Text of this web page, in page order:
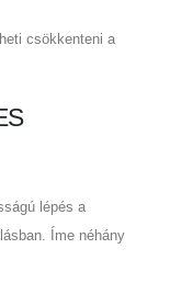
csökkenteni a
lépés a
Íme néhány